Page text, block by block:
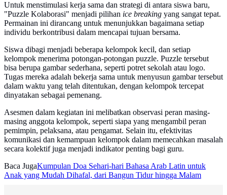
Untuk menstimulasi kerja sama dan strategi di antara siswa baru,
"Puzzle Kolaborasi" menjadi pilihan ice breaking yang sangat tepat.
Permainan ini dirancang untuk menunjukkan bagaimana setiap
individu berkontribusi dalam mencapai tujuan bersama.
Siswa dibagi menjadi beberapa kelompok kecil, dan setiap
kelompok menerima potongan-potongan puzzle. Puzzle tersebut
bisa berupa gambar sederhana, seperti potret sekolah atau logo.
Tugas mereka adalah bekerja sama untuk menyusun gambar tersebut
dalam waktu yang telah ditentukan, dengan kelompok tercepat
dinyatakan sebagai pemenang.
Asesmen dalam kegiatan ini melibatkan observasi peran masing-
masing anggota kelompok, seperti siapa yang mengambil peran
pemimpin, pelaksana, atau pengamat. Selain itu, efektivitas
komunikasi dan kemampuan kelompok dalam memecahkan masalah
secara kolektif juga menjadi indikator penting bagi guru.
Baca JugaKumpulan Doa Sehari-hari Bahasa Arab Latin untuk
Anak yang Mudah Dihafal, dari Bangun Tidur hingga Malam